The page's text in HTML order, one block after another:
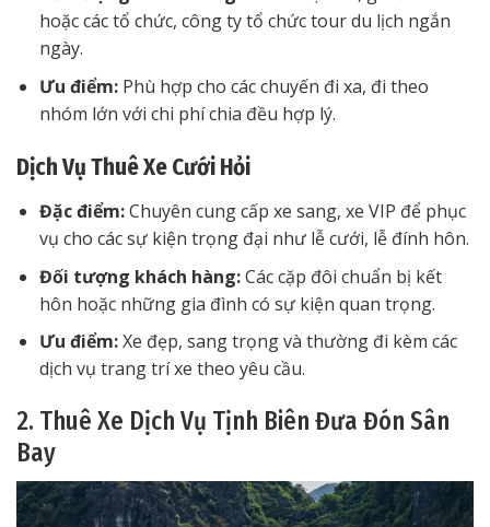
hoặc các tổ chức, công ty tổ chức tour du lịch ngắn
ngày.
Ưu điểm:Phù hợp cho các chuyến đi xa, đi theo
nhóm lớn với chi phí chia đều hợp lý.
Dịch Vụ Thuê Xe Cưới Hỏi
Đặc điểm:Chuyên cung cấp xe sang, xe VIP để phục
vụ cho các sự kiện trọng đại như lễ cưới, lễ đính hôn.
Đối tượng khách hàng:Các cặp đôi chuẩn bị kết
hôn hoặc những gia đình có sự kiện quan trọng.
Ưu điểm:Xe đẹp, sang trọng và thường đi kèm các
dịch vụ trang trí xe theo yêu cầu.
2. Thuê Xe Dịch Vụ Tịnh Biên Đưa Đón Sân
Bay